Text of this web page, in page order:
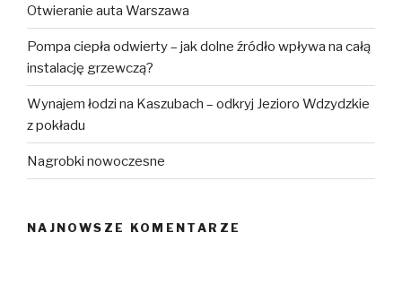
Otwieranie auta Warszawa
Pompa ciepła odwierty – jak dolne źródło wpływa na całą
instalację grzewczą?
Wynajem łodzi na Kaszubach – odkryj Jezioro Wdzydzkie
z pokładu
Nagrobki nowoczesne
NAJNOWSZE KOMENTARZE